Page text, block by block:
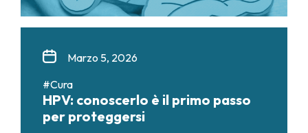
Marzo 5, 2026
#Cura
HPV: conoscerlo è il primo passo
per proteggersi